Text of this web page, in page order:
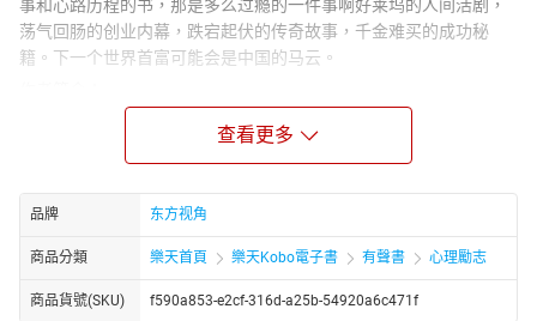
事和心路历程的书，那是多么过瘾的一件事啊好莱坞的人间活剧，
荡气回肠的创业内幕，跌宕起伏的传奇故事，千金难买的成功秘
籍。下一个世界首富可能会是中国的马云。
刘世英，青年学者，著名财经人物传记作家，北京广天响石企划机
构董事长。作者长期致力于财经人物和企业案例研究，是2006年、
《杨伟光的央视岁月》《马云的坎》等，主编“梦想年代、财智人生”
系列、央视《赢在中国》系列等有影响力的财经畅销书。最近，作
者与其领导的广天响石企划机构发起了企业家与商业精英终身学习
俱乐部——“总裁读书会”。
查看更多
品牌 东方视角
商品分類 樂天首頁 樂天Kobo電子書 有聲書 心理勵志
商品貨號(SKU) f590a853-e2cf-316d-a25b-54920a6c471f